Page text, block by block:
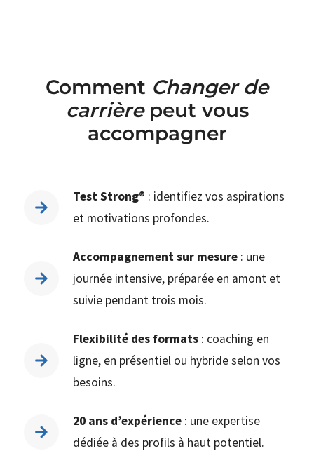
Comment Changer de
carrièrepeut vous
accompagner
Test Strong® : identifiez vos aspirations
et motivations profondes.
Accompagnement sur mesure : une
journée intensive, préparée en amont et
suivie pendant trois mois.
Flexibilité des formats : coaching en
ligne, en présentiel ou hybride selon vos
besoins.
20 ans d’expérience : une expertise
dédiée à des profils à haut potentiel.